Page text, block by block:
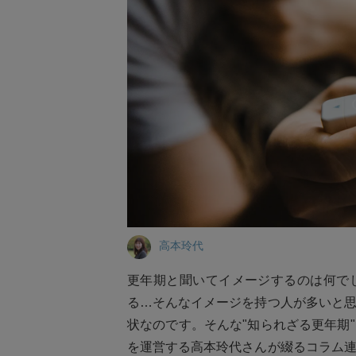
高本玲代
更年期と聞いてイメージするのは何
る…そんなイメージを持つ人が多いと
状なのです。そんな"知られざる更年
を運営する高本玲代さんが綴るコラム